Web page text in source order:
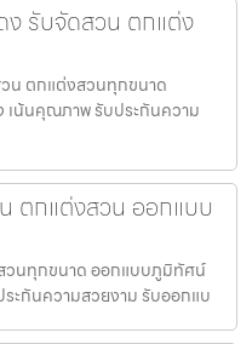
รับจัดสวน ตกแต่ง
น ตกแต่งสวนทุกขนาด
เน้นคุณภาพ รับประกันความ
ตกแต่งสวน ออกแบบ
วนทุกขนาด ออกแบบภูมิทัศน์
ะกันความสวยงาม รับออกแบ